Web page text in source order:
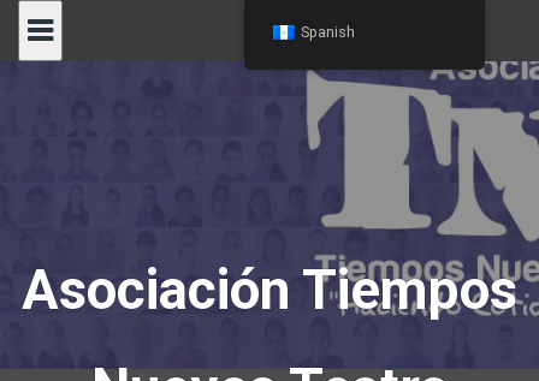
Asociación Tiempos
Spanish